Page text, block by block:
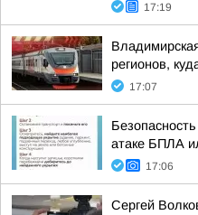
17:19
регионов,
17:07
атаке БПЛА
17:06
Сергей